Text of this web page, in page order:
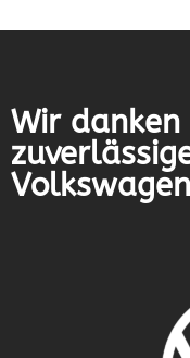
Wir danken
Volkswagen